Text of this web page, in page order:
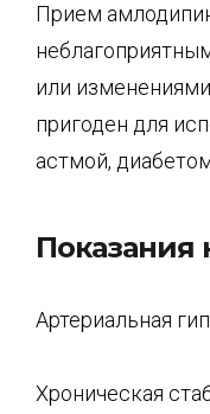
Прием
или
пригоден для
астмой,
Артериальная
Хроническая